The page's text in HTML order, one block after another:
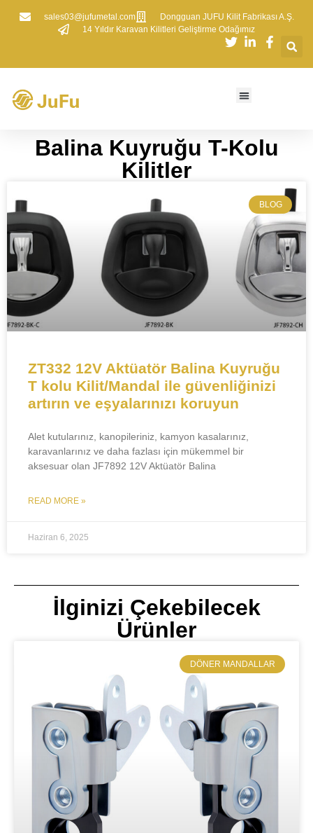
sales03@jufumetal.com
​Dongguan JUFU Kilit Fabrikası A.Ş.
​14 Yıldır Karavan Kilitleri Geliştirme Odağımız
Balina Kuyruğu T-Kolu
Kilitler
BLOG
ZT332 12V Aktüatör Balina Kuyruğu
T kolu Kilit/Mandal ile güvenliğinizi
artırın ve eşyalarınızı koruyun
Alet kutularınız, kanopileriniz, kamyon kasalarınız,
karavanlarınız ve daha fazlası için mükemmel bir
aksesuar olan JF7892 12V Aktüatör Balina
READ MORE »
Haziran 6, 2025
İlginizi Çekebilecek
Ürünler
​DÖNER MANDALLAR